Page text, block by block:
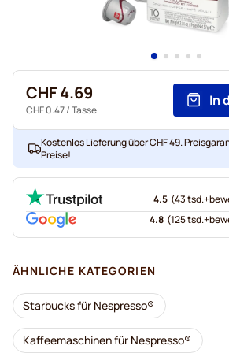
CHF 4.69
CHF 0.47/ Tasse
In
Kostenlos Lieferung über CHF 49.
Preise!
4.5 (43 tsd.+
4.8 (125 tsd.+
ÄHNLICHE KATEGORIEN
Starbucks für Nespresso®
Kaffeemaschinen für Nespresso®